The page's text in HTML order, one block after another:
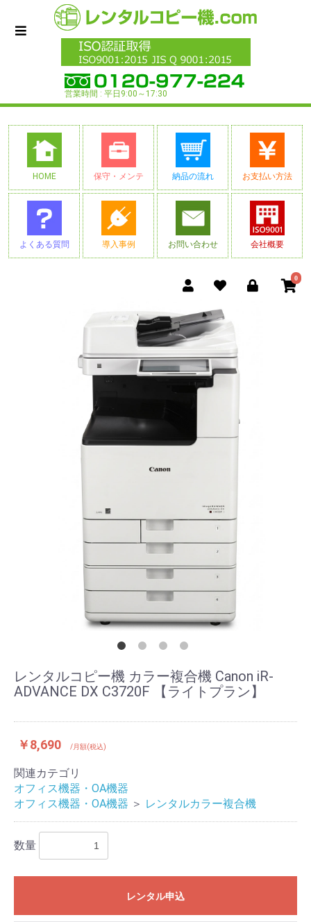
営業時間 : 平日9:00～17:30
HOME 保守・メンテ 納品の流れ お支払い方法
よくある質問 導入事例 お問い合わせ 会社概要
0
レンタルコピー機 カラー複合機 Canon iR-
ADVANCE DX C3720F 【ライトプラン】
￥8,690 /月額(税込)
関連カテゴリ
オフィス機器・OA機器
オフィス機器・OA機器 ＞ レンタルカラー複合機
数量
レンタル申込